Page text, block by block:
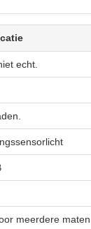
echt.
meerdere maten